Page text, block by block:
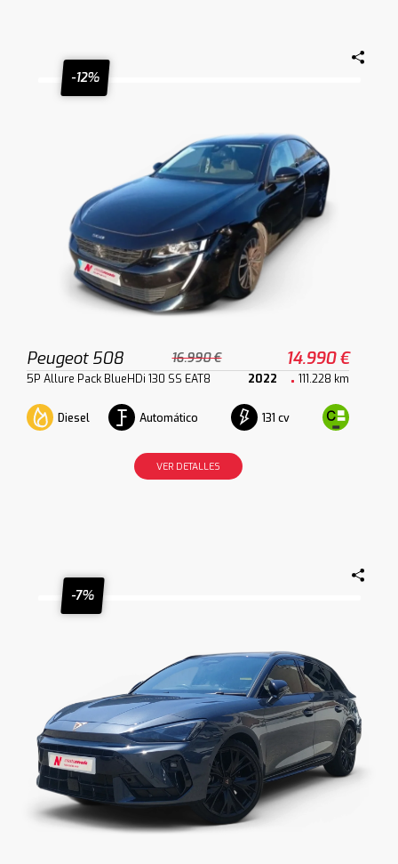
-12%
Peugeot 508 16.990 € 14.990 €
5P Allure Pack BlueHDi 130 SS EAT8 2022 111.228 km
Diesel Automático 131 cv
VER DETALLES
-7%